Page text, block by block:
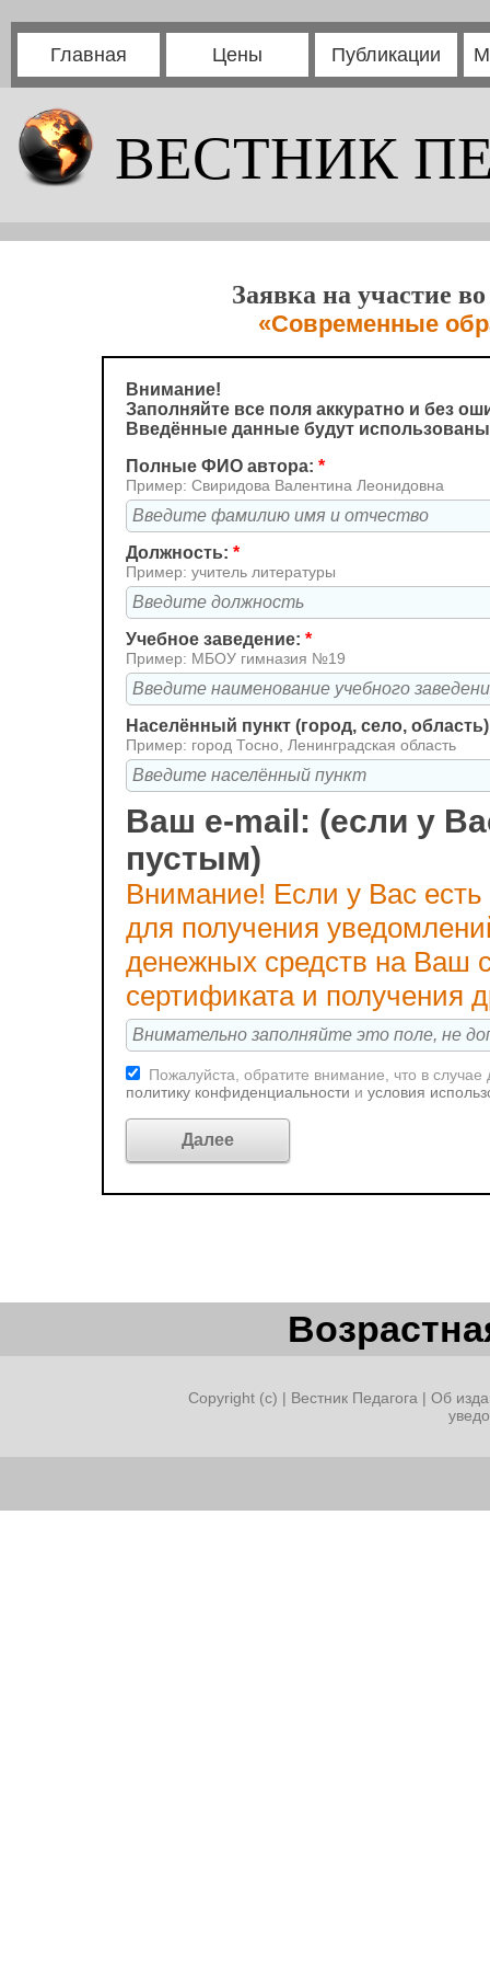
Главная Цены Публикации
ВЕСТНИК
Заявка на участие
«Современные
Внимание!
Заполняйте все поля аккуратно и без
Введённые данные будут
Полные ФИО автора: *
Пример: Свиридова Валентина Леонидовна
Должность: *
Пример: учитель литературы
Учебное заведение: *
Пример: МБОУ гимназия №19
Населённый пункт (город, село,
Пример: город Тосно, Ленинградская область
Ваш e-mail: (если у
пустым)
Внимание! Если у Вас
для получения
денежных средств на Ваш
сертификата и получения
Пожалуйста, обратите внимание, что в
политику конфиденциальности и условия
Copyright (c) | Вестник Педагога | Об